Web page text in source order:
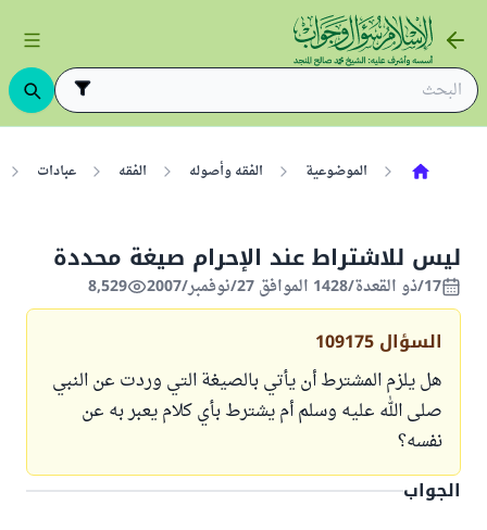
الموضوعية الفقه وأصوله الفقه عبادات
ليس للاشتراط عند الإحرام صيغة محددة
17/ذو القعدة/1428 الموافق 27/نوفمبر/2007 8,529
السؤال 109175
هل يلزم المشترط أن يأتي بالصيغة التي وردت عن النبي
صلى الله عليه وسلم أم يشترط بأي كلام يعبر به عن
نفسه؟
الجواب